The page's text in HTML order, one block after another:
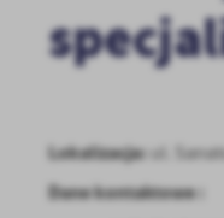
Lokalizacja: ul.
Dane kontaktowe :